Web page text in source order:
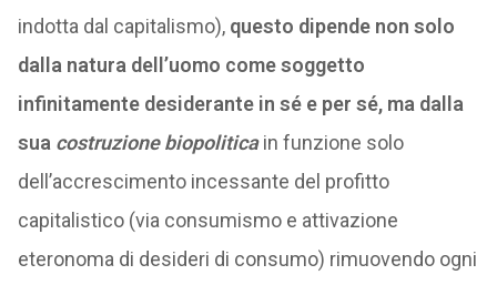
indotta dal capitalismo), questo dipende non solo
dalla natura dell’uomo come soggetto
infinitamente desiderante in sé e per sé, ma dalla
sua costruzione biopoliticain funzione solo
dell’accrescimento incessante del profitto
capitalistico (via consumismo e attivazione
eteronoma di desideri di consumo) rimuovendo ogni